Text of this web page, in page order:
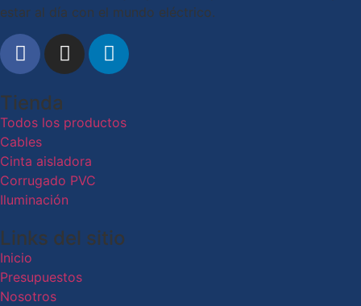
estar al día con el mundo eléctrico.
Tienda
Todos los productos
Cables
Cinta aisladora
Corrugado PVC
Iluminación
Links del sitio
Inicio
Presupuestos
Nosotros